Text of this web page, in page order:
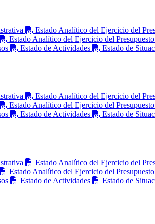
Estado Analítico del Ejercicio del
Estado Analítico del Ejercicio del
Estado de Actividades Estado de
Estado Analítico del Ejercicio del
Estado Analítico del Ejercicio del
Estado de Actividades Estado de
Estado Analítico del Ejercicio del
Estado Analítico del Ejercicio del
Estado de Actividades Estado de